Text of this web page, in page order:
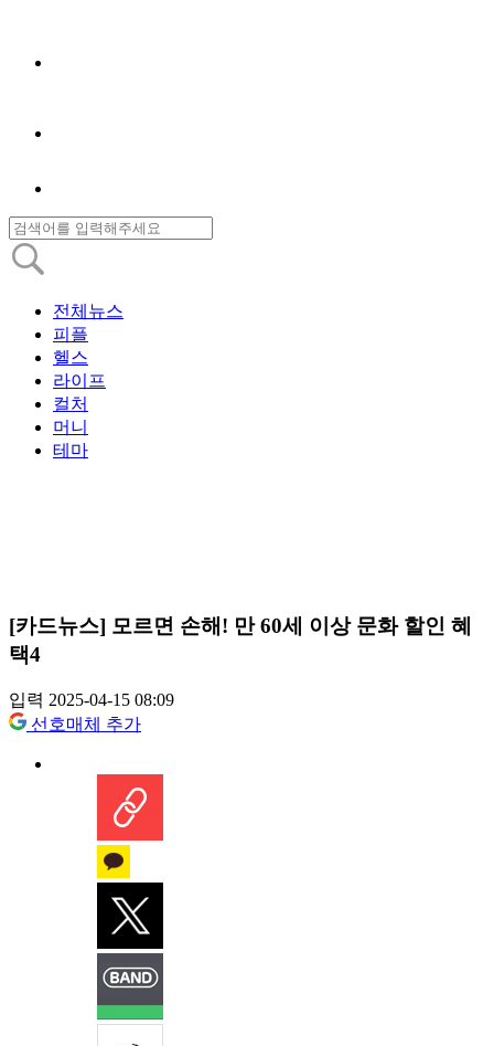
전체뉴스
피플
헬스
라이프
컬처
머니
테마
[카드뉴스] 모르면 손해! 만 60세 이상 문화 할인 혜
택4
입력 2025-04-15 08:09
선호매체 추가